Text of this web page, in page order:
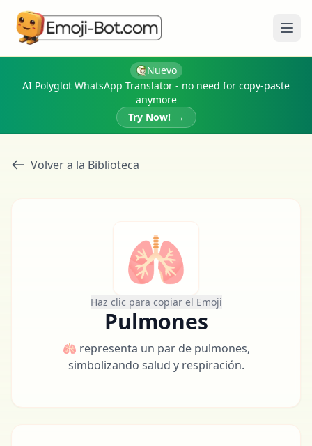
Nuevo
AI Polyglot WhatsApp Translator - no need for copy-paste
anymore
Try Now! →
Volver a la Biblioteca
🫁
Haz clic para copiar el Emoji
Pulmones
🫁 representa un par de pulmones,
simbolizando salud y respiración.